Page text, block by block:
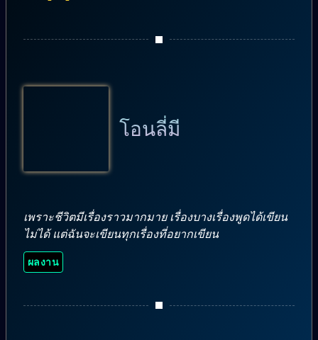
โอนลี่มี
เพราะชีวิตมีเรื่องราวมากมาย เรื่องบางเรื่องพูดได้เขียน
ไม่ได้ แต่ฉันจะเขียนทุกเรื่องที่อยากเขียน
ผลงาน